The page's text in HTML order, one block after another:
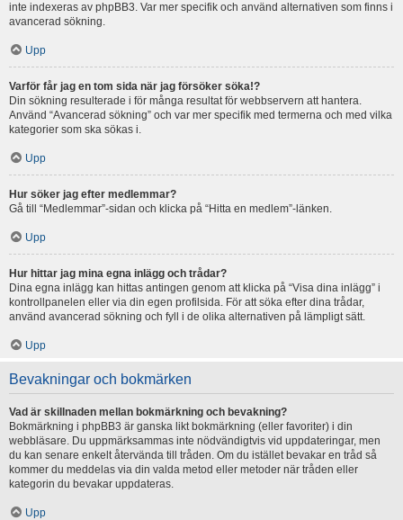
inte indexeras av phpBB3. Var mer specifik och använd alternativen som finns i
avancerad sökning.
Upp
Varför får jag en tom sida när jag försöker söka!?
Din sökning resulterade i för många resultat för webbservern att hantera.
Använd “Avancerad sökning” och var mer specifik med termerna och med vilka
kategorier som ska sökas i.
Upp
Hur söker jag efter medlemmar?
Gå till “Medlemmar”-sidan och klicka på “Hitta en medlem”-länken.
Upp
Hur hittar jag mina egna inlägg och trådar?
Dina egna inlägg kan hittas antingen genom att klicka på “Visa dina inlägg” i
kontrollpanelen eller via din egen profilsida. För att söka efter dina trådar,
använd avancerad sökning och fyll i de olika alternativen på lämpligt sätt.
Upp
Bevakningar och bokmärken
Vad är skillnaden mellan bokmärkning och bevakning?
Bokmärkning i phpBB3 är ganska likt bokmärkning (eller favoriter) i din
webbläsare. Du uppmärksammas inte nödvändigtvis vid uppdateringar, men
du kan senare enkelt återvända till tråden. Om du istället bevakar en tråd så
kommer du meddelas via din valda metod eller metoder när tråden eller
kategorin du bevakar uppdateras.
Upp